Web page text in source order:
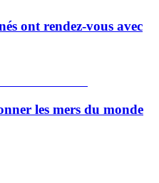
ont rendez-vous avec
les mers du monde